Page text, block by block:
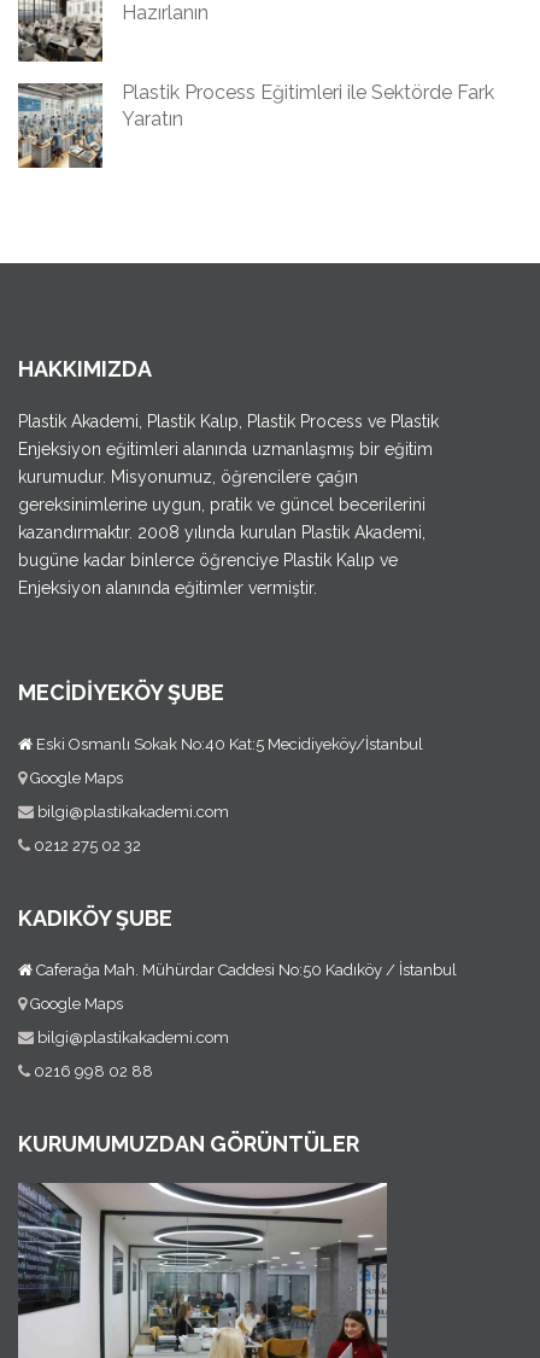
Hazırlanın
Plastik Process Eğitimleri ile Sektörde Fark
Yaratın
HAKKIMIZDA
Plastik Akademi, Plastik Kalıp, Plastik Process ve Plastik
Enjeksiyon eğitimleri alanında uzmanlaşmış bir eğitim
kurumudur. Misyonumuz, öğrencilere çağın
gereksinimlerine uygun, pratik ve güncel becerilerini
kazandırmaktır. 2008 yılında kurulan Plastik Akademi,
bugüne kadar binlerce öğrenciye Plastik Kalıp ve
Enjeksiyon alanında eğitimler vermiştir.
MECİDİYEKÖY ŞUBE
Eski Osmanlı Sokak No:40 Kat:5 Mecidiyeköy/İstanbul
Google Maps
bilgi@plastikakademi.com
0212 275 02 32
KADIKÖY ŞUBE
Caferağa Mah. Mühürdar Caddesi No:50 Kadıköy / İstanbul
Google Maps
bilgi@plastikakademi.com
0216 998 02 88
KURUMUMUZDAN GÖRÜNTÜLER